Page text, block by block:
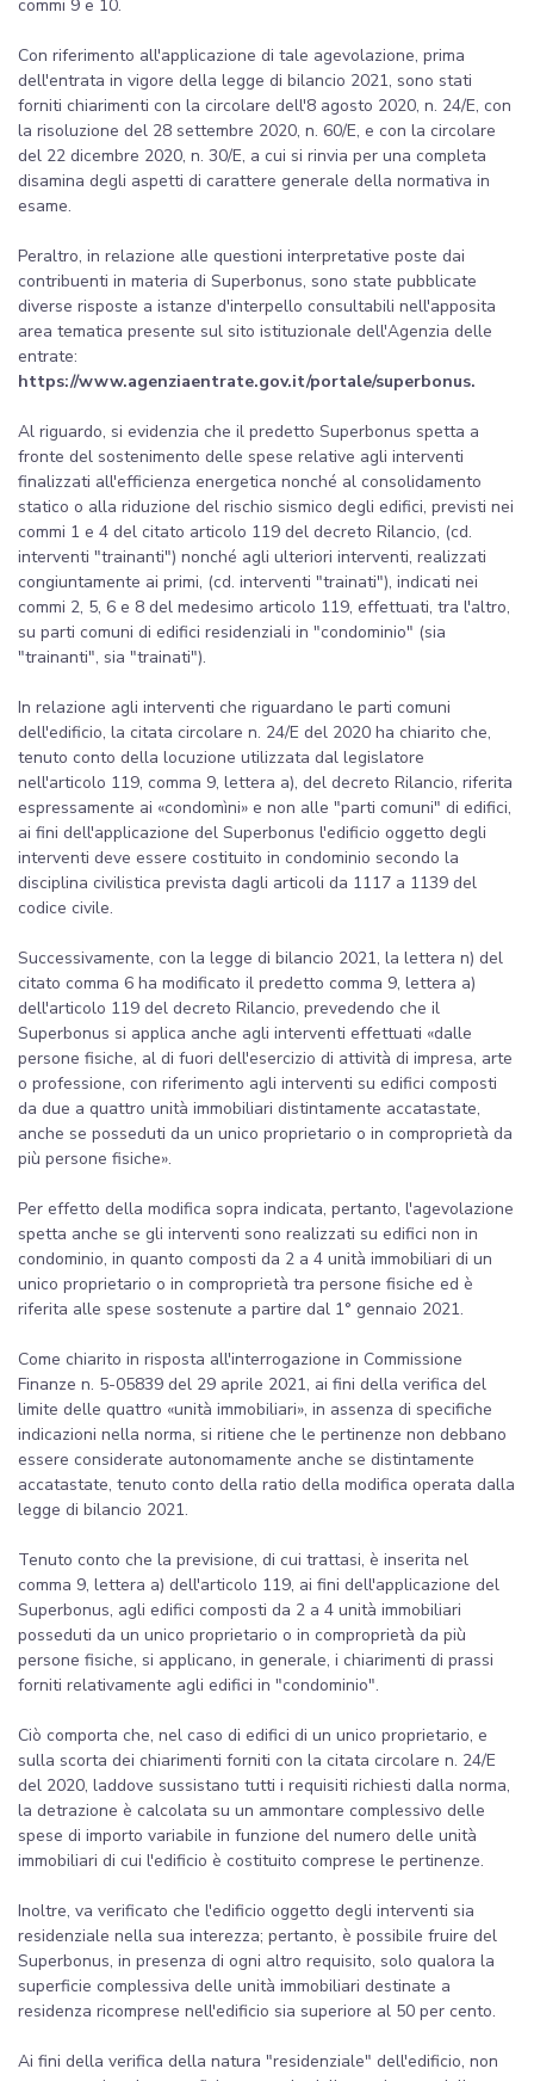
commi 9 e 10.
Con riferimento all'applicazione di tale agevolazione, prima
dell'entrata in vigore della legge di bilancio 2021, sono stati
forniti chiarimenti con la circolare dell'8 agosto 2020, n. 24/E, con
la risoluzione del 28 settembre 2020, n. 60/E, e con la circolare
del 22 dicembre 2020, n. 30/E, a cui si rinvia per una completa
disamina degli aspetti di carattere generale della normativa in
esame.
Peraltro, in relazione alle questioni interpretative poste dai
contribuenti in materia di Superbonus, sono state pubblicate
diverse risposte a istanze d'interpello consultabili nell'apposita
area tematica presente sul sito istituzionale dell'Agenzia delle
entrate:
https://www.agenziaentrate.gov.it/portale/superbonus.
Al riguardo, si evidenzia che il predetto Superbonus spetta a
fronte del sostenimento delle spese relative agli interventi
finalizzati all'efficienza energetica nonché al consolidamento
statico o alla riduzione del rischio sismico degli edifici, previsti nei
commi 1 e 4 del citato articolo 119 del decreto Rilancio, (cd.
interventi "trainanti") nonché agli ulteriori interventi, realizzati
congiuntamente ai primi, (cd. interventi "trainati"), indicati nei
commi 2, 5, 6 e 8 del medesimo articolo 119, effettuati, tra l'altro,
su parti comuni di edifici residenziali in "condominio" (sia
"trainanti", sia "trainati").
In relazione agli interventi che riguardano le parti comuni
dell'edificio, la citata circolare n. 24/E del 2020 ha chiarito che,
tenuto conto della locuzione utilizzata dal legislatore
nell'articolo 119, comma 9, lettera a), del decreto Rilancio, riferita
espressamente ai «condomìni» e non alle "parti comuni" di edifici,
ai fini dell'applicazione del Superbonus l'edificio oggetto degli
interventi deve essere costituito in condominio secondo la
disciplina civilistica prevista dagli articoli da 1117 a 1139 del
codice civile.
Successivamente, con la legge di bilancio 2021, la lettera n) del
citato comma 6 ha modificato il predetto comma 9, lettera a)
dell'articolo 119 del decreto Rilancio, prevedendo che il
Superbonus si applica anche agli interventi effettuati «dalle
persone fisiche, al di fuori dell'esercizio di attività di impresa, arte
o professione, con riferimento agli interventi su edifici composti
da due a quattro unità immobiliari distintamente accatastate,
anche se posseduti da un unico proprietario o in comproprietà da
più persone fisiche».
Per effetto della modifica sopra indicata, pertanto, l'agevolazione
spetta anche se gli interventi sono realizzati su edifici non in
condominio, in quanto composti da 2 a 4 unità immobiliari di un
unico proprietario o in comproprietà tra persone fisiche ed è
riferita alle spese sostenute a partire dal 1° gennaio 2021.
Come chiarito in risposta all'interrogazione in Commissione
Finanze n. 5-05839 del 29 aprile 2021, ai fini della verifica del
limite delle quattro «unità immobiliari», in assenza di specifiche
indicazioni nella norma, si ritiene che le pertinenze non debbano
essere considerate autonomamente anche se distintamente
accatastate, tenuto conto della ratio della modifica operata dalla
legge di bilancio 2021.
Tenuto conto che la previsione, di cui trattasi, è inserita nel
comma 9, lettera a) dell'articolo 119, ai fini dell'applicazione del
Superbonus, agli edifici composti da 2 a 4 unità immobiliari
posseduti da un unico proprietario o in comproprietà da più
persone fisiche, si applicano, in generale, i chiarimenti di prassi
forniti relativamente agli edifici in "condominio".
Ciò comporta che, nel caso di edifici di un unico proprietario, e
sulla scorta dei chiarimenti forniti con la citata circolare n. 24/E
del 2020, laddove sussistano tutti i requisiti richiesti dalla norma,
la detrazione è calcolata su un ammontare complessivo delle
spese di importo variabile in funzione del numero delle unità
immobiliari di cui l'edificio è costituito comprese le pertinenze.
Inoltre, va verificato che l'edificio oggetto degli interventi sia
residenziale nella sua interezza; pertanto, è possibile fruire del
Superbonus, in presenza di ogni altro requisito, solo qualora la
superficie complessiva delle unità immobiliari destinate a
residenza ricomprese nell'edificio sia superiore al 50 per cento.
Ai fini della verifica della natura "residenziale" dell'edificio, non